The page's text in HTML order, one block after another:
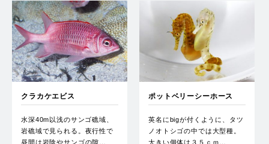
クラカケエビス
水深40m以浅のサンゴ礁域、
岩礁域で見られる。夜行性で
昼間は岩陰やサンゴの隙…
ポットベリーシーホース
英名にbigが付くように、タツ
ノオトシゴの中では大型種。
大きい個体は３５ｃｍ…